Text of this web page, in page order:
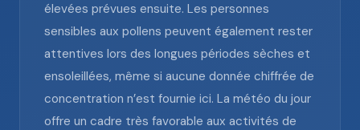
élevées prévues ensuite. Les personnes
sensibles aux pollens peuvent également rester
attentives lors des longues périodes sèches et
ensoleillées, même si aucune donnée chiffrée de
concentration n’est fournie ici. La météo du jour
offre un cadre très favorable aux activités de